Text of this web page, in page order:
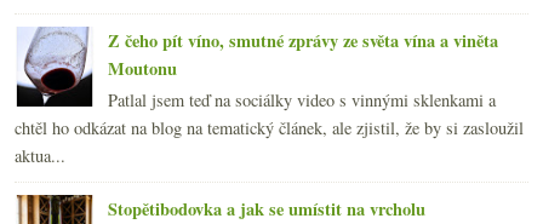
Z čeho pít víno, smutné zprávy ze světa vína a viněta
Moutonu
Patlal jsem teď na sociálky video s vinnými sklenkami a
chtěl ho odkázat na blog na tematický článek, ale zjistil, že by si zasloužil
aktua...
Stopětibodovka a jak se umístit na vrcholu